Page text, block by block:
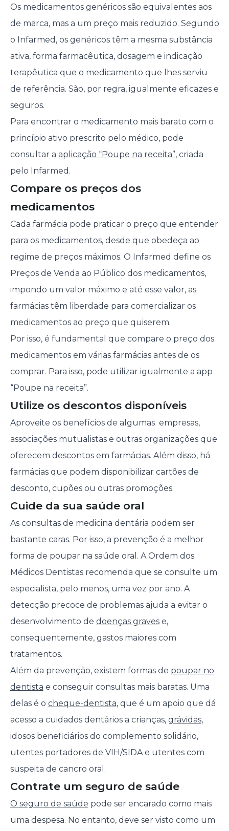
Os medicamentos genéricos são equivalentes aos
de marca, mas a um preço mais reduzido. Segundo
o Infarmed, os genéricos têm a mesma substância
ativa, forma farmacêutica, dosagem e indicação
terapêutica que o medicamento que lhes serviu
de referência. São, por regra, igualmente eficazes e
seguros.
Para encontrar o medicamento mais barato com o
princípio ativo prescrito pelo médico, pode
consultar a aplicação “Poupe na receita”, criada
pelo Infarmed.
Compare os preços dos
medicamentos
Cada farmácia pode praticar o preço que entender
para os medicamentos, desde que obedeça ao
regime de preços máximos. O Infarmed define os
Preços de Venda ao Público dos medicamentos,
impondo um valor máximo e até esse valor, as
farmácias têm liberdade para comercializar os
medicamentos ao preço que quiserem.
Por isso, é fundamental que compare o preço dos
medicamentos em várias farmácias antes de os
comprar. Para isso, pode utilizar igualmente a app
“Poupe na receita”.
Utilize os descontos disponíveis
Aproveite os benefícios de algumas empresas,
associações mutualistas e outras organizações que
oferecem descontos em farmácias. Além disso, há
farmácias que podem disponibilizar cartões de
desconto, cupões ou outras promoções.
Cuide da sua saúde oral
As consultas de medicina dentária podem ser
bastante caras. Por isso, a prevenção é a melhor
forma de poupar na saúde oral. A Ordem dos
Médicos Dentistas recomenda que se consulte um
especialista, pelo menos, uma vez por ano. A
detecção precoce de problemas ajuda a evitar o
desenvolvimento de doenças gravese,
consequentemente, gastos maiores com
tratamentos.
Além da prevenção, existem formas de poupar no
dentista e conseguir consultas mais baratas. Uma
delas é o cheque-dentista, que é um apoio que dá
acesso a cuidados dentários a crianças, grávidas,
idosos beneficiários do complemento solidário,
utentes portadores de VIH/SIDA e utentes com
suspeita de cancro oral.
Contrate um seguro de saúde
O seguro de saúde pode ser encarado como mais
uma despesa. No entanto, deve ser visto como um